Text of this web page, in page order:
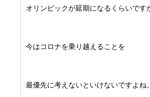
オリンピックが延期になるくらいです
今はコロナを乗り越えることを
最優先に考えないといけないですよね。